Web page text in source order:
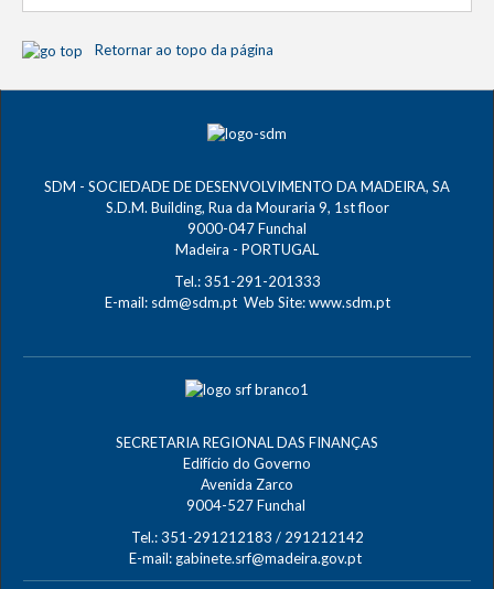
Retornar ao topo da página
SDM - SOCIEDADE DE DESENVOLVIMENTO DA MADEIRA, SA
S.D.M. Building, Rua da Mouraria 9, 1st floor
9000-047 Funchal
Madeira - PORTUGAL
Tel.: 351-291-201333
E-mail: sdm@sdm.ptWeb Site:www.sdm.pt
SECRETARIA REGIONAL DAS FINANÇAS
Edifício do Governo
Avenida Zarco
9004-527 Funchal
Tel.: 351-291212183 / 291212142
E-mail: gabinete.srf@madeira.gov.pt